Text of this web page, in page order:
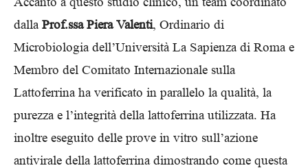
dallaProf.ssa Piera Valenti, Ordinario di
Microbiologia dell’Università La Sapienza di Roma e
Membro del Comitato Internazionale sulla
Lattoferrina ha verificato in parallelo la qualità, la
purezza e l’integrità della lattoferrina utilizzata. Ha
inoltre eseguito delle prove in vitro sull’azione
antivirale della lattoferrina dimostrando come questa